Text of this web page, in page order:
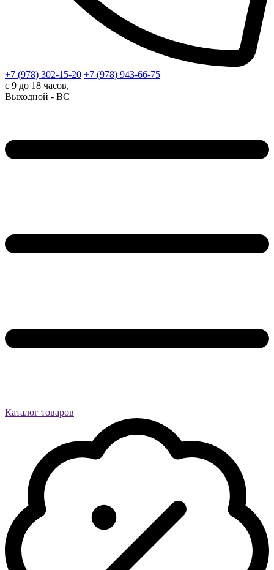
+7 (978) 302-15-20 +7 (978) 943-66-75
с 9 до 18 часов,
Выходной - ВС
Каталог товаров